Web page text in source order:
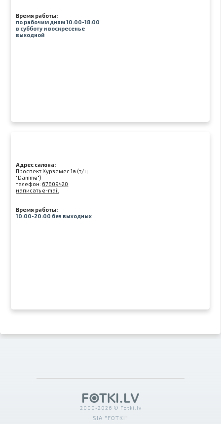
Время работы:
по рабочим дням 10:00-18:00
в субботу и воскресенье
выходной
Адрес салона:
Проспект Курземес 1а (т/ц
"Damme")
телефон: 67809420
написать e-mail
Время работы:
10:00-20:00 без выходных
2000-2026 © Fotki.lv
SIA "FOTKI"